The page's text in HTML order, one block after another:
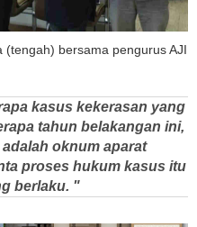
(tengah) bersama pengurus AJI
kasus kekerasan yang
tahun belakangan ini,
oknum aparat
proses hukum kasus itu
berlaku. "